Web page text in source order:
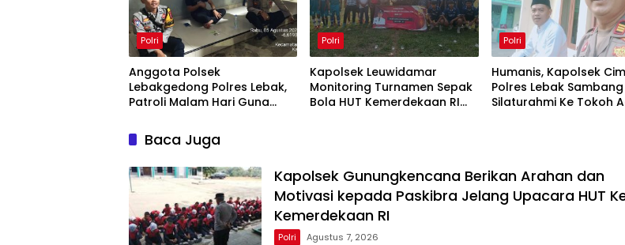
Polri
Anggota Polsek
Lebakgedong Polres Lebak,
Patroli Malam Hari Guna
Kamtibmas
Polri
Kapolsek Leuwidamar
Monitoring Turnamen Sepak
Bola HUT Kemerdekaan RI
Polri
Humanis, Kapolsek
Polres Lebak
Silaturahmi Ke Tokoh
Baca Juga
‎Kapolsek Gunungkencana Berikan Arahan dan
Motivasi kepada Paskibra Jelang Upacara HUT
Kemerdekaan RI
Polri Agustus 7, 2026